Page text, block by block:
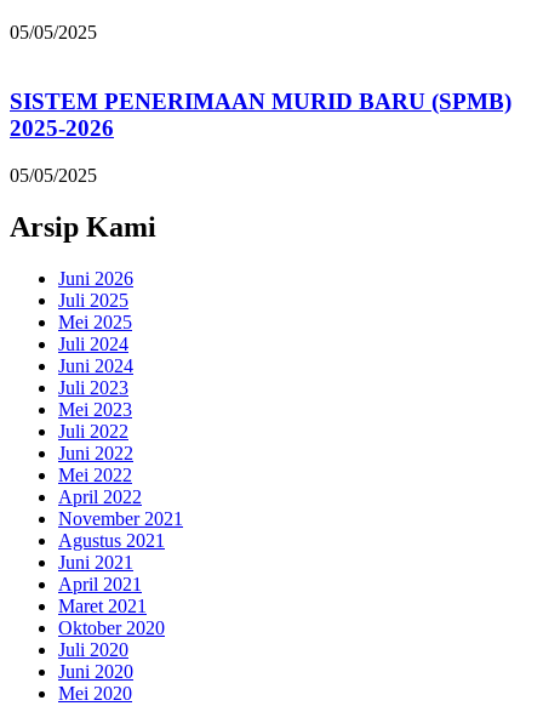
05/05/2025
SISTEM PENERIMAAN MURID BARU (SPMB)
2025-2026
05/05/2025
Arsip Kami
Juni 2026
Juli 2025
Mei 2025
Juli 2024
Juni 2024
Juli 2023
Mei 2023
Juli 2022
Juni 2022
Mei 2022
April 2022
November 2021
Agustus 2021
Juni 2021
April 2021
Maret 2021
Oktober 2020
Juli 2020
Juni 2020
Mei 2020